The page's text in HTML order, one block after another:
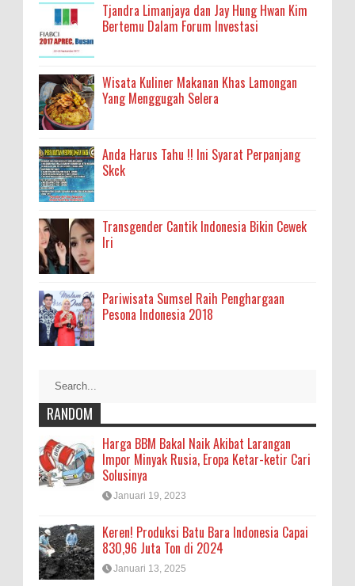
Tjandra Limanjaya dan Jay Hung Hwan Kim
Bertemu Dalam Forum Investasi
Wisata Kuliner Makanan Khas Lamongan
Yang Menggugah Selera
Anda Harus Tahu !! Ini Syarat Perpanjang
Skck
Transgender Cantik Indonesia Bikin Cewek
Iri
Pariwisata Sumsel Raih Penghargaan
Pesona Indonesia 2018
RANDOM
Harga BBM Bakal Naik Akibat Larangan
Impor Minyak Rusia, Eropa Ketar-ketir Cari
Solusinya
Januari 19, 2023
Keren! Produksi Batu Bara Indonesia Capai
830,96 Juta Ton di 2024
Januari 13, 2025